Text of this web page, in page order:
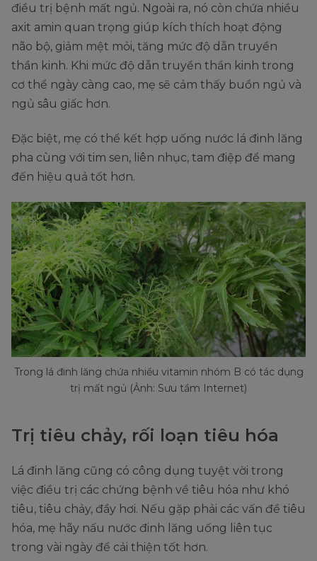
điều trị bệnh mất ngủ. Ngoài ra, nó còn chứa nhiều
axit amin quan trọng giúp kích thích hoạt động
não bộ, giảm mệt mỏi, tăng mức độ dẫn truyền
thần kinh. Khi mức độ dẫn truyền thần kinh trong
cơ thể ngày càng cao, mẹ sẽ cảm thấy buồn ngủ và
ngủ sâu giấc hơn.
Đặc biệt, mẹ có thể kết hợp uống nước lá đinh lăng
pha cùng với tim sen, liên nhục, tam điệp để mang
đến hiệu quả tốt hơn.
Trong lá đinh lăng chứa nhiều vitamin nhóm B có tác dụng
trị mất ngủ (Ảnh: Sưu tầm Internet)
Trị tiêu chảy, rối loạn tiêu hóa
Lá đinh lăng cũng có công dụng tuyệt vời trong
việc điều trị các chứng bệnh về tiêu hóa như khó
tiêu, tiêu chảy, đầy hơi. Nếu gặp phải các vấn đề tiêu
hóa, mẹ hãy nấu nước đinh lăng uống liên tục
trong vài ngày để cải thiện tốt hơn.